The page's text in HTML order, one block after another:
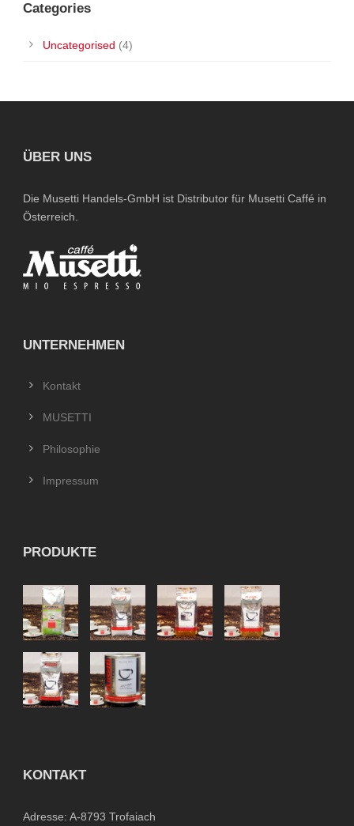
Categories
Uncategorised (4)
ÜBER UNS
Die Musetti Handels-GmbH ist Distributor für Musetti Caffé in
Österreich.
UNTERNEHMEN
Kontakt
MUSETTI
Philosophie
Impressum
PRODUKTE
KONTAKT
Adresse: A-8793 Trofaiach